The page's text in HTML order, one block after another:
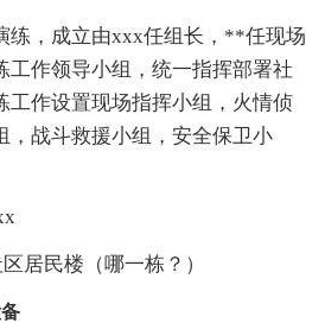
，成立由xxx任组长，**任现场
工作领导小组，统一指挥部署社
工作设置现场指挥小组，火情侦
，战斗救援小组，安全保卫小
区居民楼（哪一栋？）